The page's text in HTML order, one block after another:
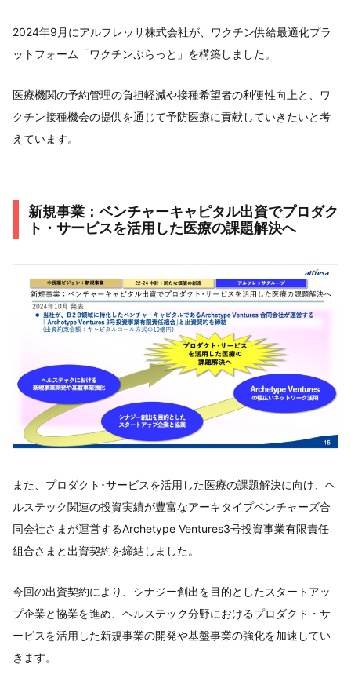
2024年9月にアルフレッサ株式会社が、ワクチン供給最適化プラ
ットフォーム「ワクチンぷらっと」を構築しました。
医療機関の予約管理の負担軽減や接種希望者の利便性向上と、ワ
クチン接種機会の提供を通じて予防医療に貢献していきたいと考
えています。
新規事業：ベンチャーキャピタル出資でプロダク
ト・サービスを活用した医療の課題解決へ
また、プロダクト･サービスを活用した医療の課題解決に向け、ヘ
ルステック関連の投資実績が豊富なアーキタイプベンチャーズ合
同会社さまが運営するArchetype Ventures3号投資事業有限責任
組合さまと出資契約を締結しました。
今回の出資契約により、シナジー創出を目的としたスタートアッ
プ企業と協業を進め、ヘルステック分野におけるプロダクト・サ
ービスを活用した新規事業の開発や基盤事業の強化を加速してい
きます。